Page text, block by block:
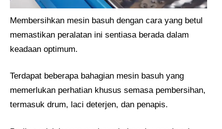
Membersihkan mesin basuh dengan cara yang betul
memastikan peralatan ini sentiasa berada dalam
keadaan optimum.
Terdapat beberapa bahagian mesin basuh yang
memerlukan perhatian khusus semasa pembersihan,
termasuk drum, laci deterjen, dan penapis.